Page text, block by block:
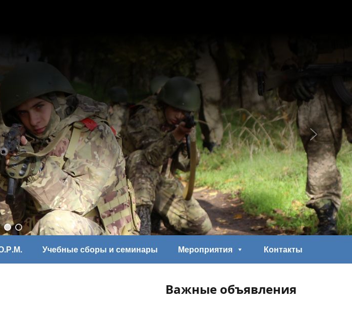
Учебные сборы и семинары Мероприятия Контакты
Важные объявления